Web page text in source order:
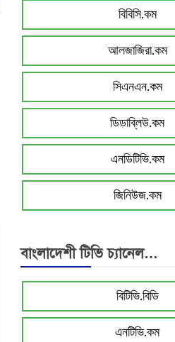
বিবিসি.কম
আলজাজিরা.কম
সিএনএন.কম
ডিডাব্লিউ.কম
এনডিটিভি.কম
জিনিউজ.কম
বাংলাদেশী টিভি চ্যানেল…
বিটিভি.বিডি
এনটিভি.কম